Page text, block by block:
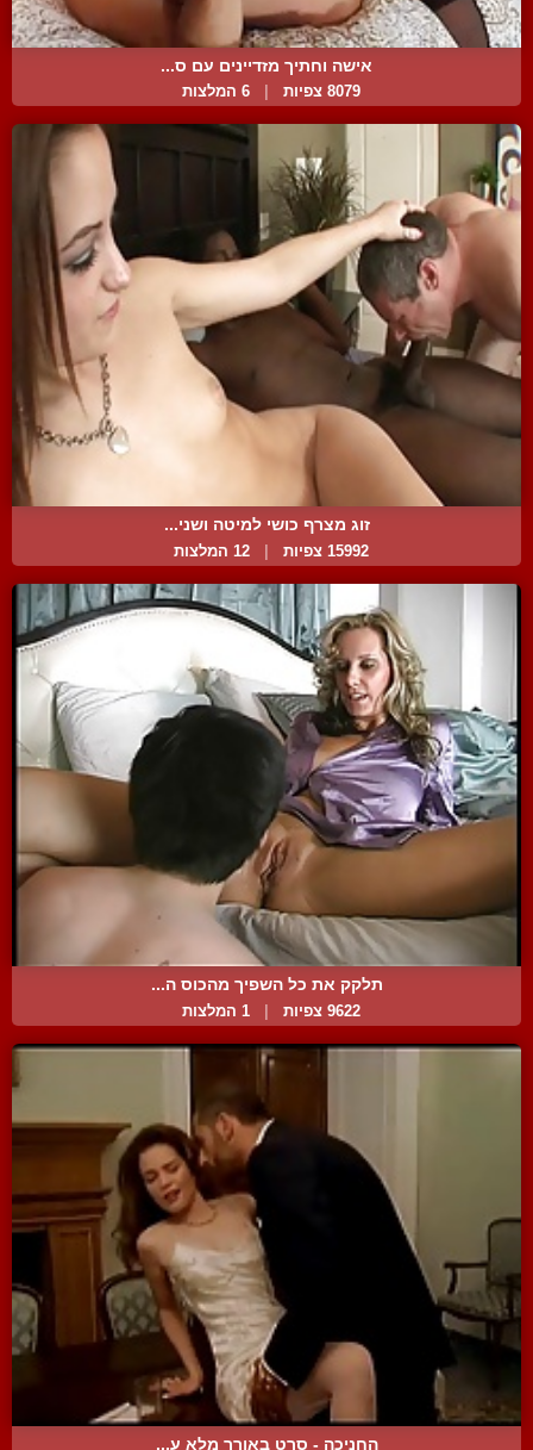
אישה וחתיך מזדיינים עם ס...
8079 צפיות 6 המלצות
זוג מצרף כושי למיטה ושני...
15992 צפיות 12 המלצות
תלקק את כל השפיך מהכוס ה...
9622 צפיות | 1 המלצות
החניכה - סרט באורך מלא ע...